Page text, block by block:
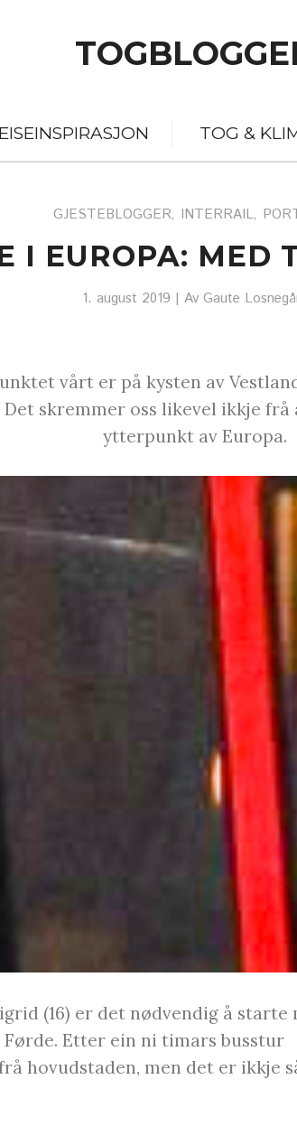
TOG &
GJESTEBLOGGER, INTERRAIL,
I EUROPA: MED
1. august 2019 | Av Gaute
vårt er på kysten av
Det skremmer oss likevel ikkje
ytterpunkt av Europa.
(16) er det nødvendig å starte
Etter ein ni timars busstur
hovudstaden, men det er ikkje